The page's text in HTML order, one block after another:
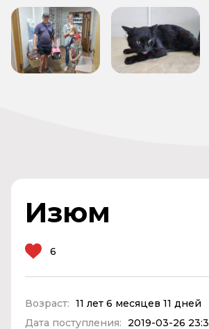
Изюм
6
Возраст: 11 лет 6 месяцев 11 дней
Дата поступления:
2019-03-26